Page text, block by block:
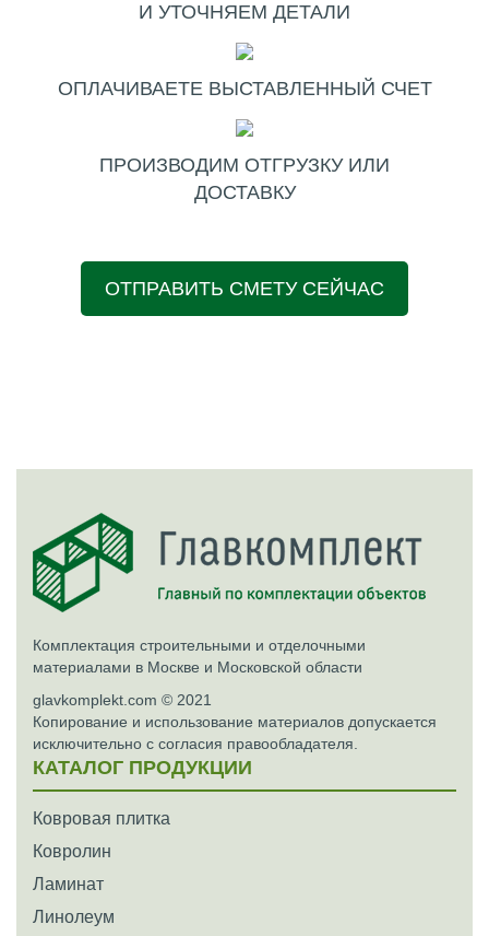
И УТОЧНЯЕМ ДЕТАЛИ
ОПЛАЧИВАЕТЕ ВЫСТАВЛЕННЫЙ СЧЕТ
ПРОИЗВОДИМ ОТГРУЗКУ ИЛИ
ДОСТАВКУ
ОТПРАВИТЬ СМЕТУ СЕЙЧАС
Комплектация строительными и отделочными
материалами в Москве и Московской области
glavkomplekt.com © 2021
Копирование и использование материалов допускается
исключительно с согласия правообладателя.
КАТАЛОГ ПРОДУКЦИИ
Ковровая плитка
Ковролин
Ламинат
Линолеум